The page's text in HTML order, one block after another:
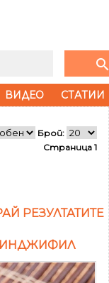
search
ВИДЕО СТАТИИ
Брой:
Страница 1
РЕЗУЛТАТИТЕ